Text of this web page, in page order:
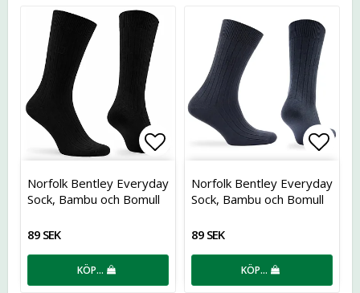
Lägg till i favoritlistan
Norfolk Bentley Everyday
Sock, Bambu och Bomull
89 SEK
KÖP…
Norfolk Bentley Everyday
Sock, Bambu och Bomull
89 SEK
KÖP…